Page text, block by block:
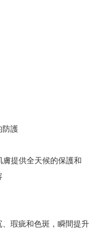
防護
提供全天候的保護和
瑕疵和色斑，瞬間提升